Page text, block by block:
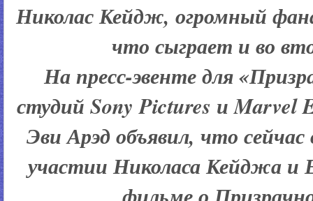
Николас Кейдж, огромный
что сыграет и во
На пресс-эвенте для
студий Sony Pictures и Marvel
Эви Арэд объявил, что сейчас
участии Николаса Кейджа и